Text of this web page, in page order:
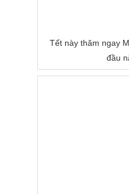
Tết này thăm ngay
đầu